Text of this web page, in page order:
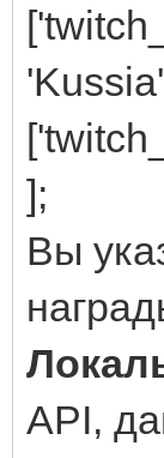
];
Вы
API,